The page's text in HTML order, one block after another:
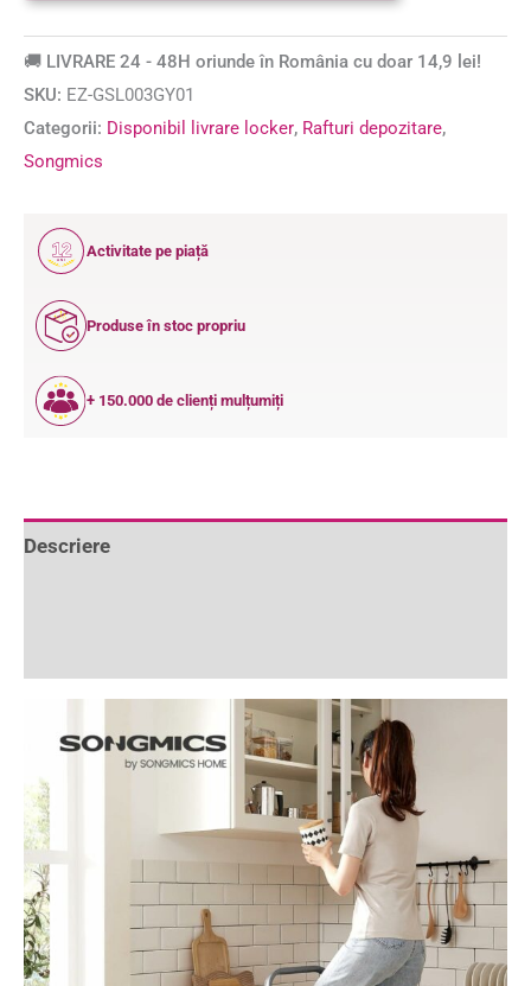
🚚 LIVRARE 24 - 48H oriunde în România cu doar 14,9 lei!
SKU: EZ-GSL003GY01
Categorii: Disponibil livrare locker, Rafturi depozitare,
Songmics
12
ANI
Activitate pe piață
Produse în stoc propriu
+ 150.000 de clienți mulțumiți
Descriere